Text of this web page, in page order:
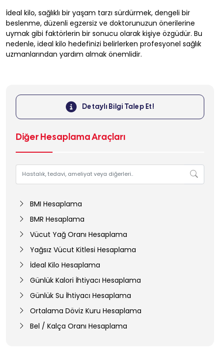
İdeal kilo, sağlıklı bir yaşam tarzı sürdürmek, dengeli bir
beslenme, düzenli egzersiz ve doktorunuzun önerilerine
uymak gibi faktörlerin bir sonucu olarak kişiye özgüdür. Bu
nedenle, ideal kilo hedefinizi belirlerken profesyonel sağlık
uzmanlarından yardım almak önemlidir.
Detaylı Bilgi Talep Et!
Diğer Hesaplama Araçları
BMI Hesaplama
BMR Hesaplama
Vücut Yağ Oranı Hesaplama
Yağsız Vücut Kitlesi Hesaplama
İdeal Kilo Hesaplama
Günlük Kalori İhtiyacı Hesaplama
Günlük Su İhtiyacı Hesaplama
Ortalama Döviz Kuru Hesaplama
Bel / Kalça Oranı Hesaplama